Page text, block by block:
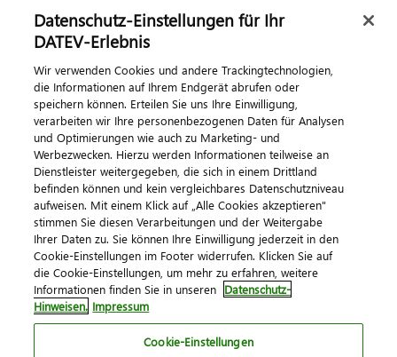
Dialog & Medien
Veranstaltungen
DATEV magazin
DATEV-Community
DATEV-Newsletter
Kontaktieren Sie uns
Datenschutz-Einstellungen für Ihr
DATEV-Erlebnis
Wir verwenden Cookies und andere Trackingtechnologien,
die Informationen auf Ihrem Endgerät abrufen oder
speichern können. Erteilen Sie uns Ihre Einwilligung,
verarbeiten wir Ihre personenbezogenen Daten für Analysen
und Optimierungen wie auch zu Marketing- und
Werbezwecken. Hierzu werden Informationen teilweise an
Dienstleister weitergegeben, die sich in einem Drittland
befinden können und kein vergleichbares Datenschutzniveau
aufweisen. Mit einem Klick auf „Alle Cookies akzeptieren"
stimmen Sie diesen Verarbeitungen und der Weitergabe
Ihrer Daten zu. Sie können Ihre Einwilligung jederzeit in den
Cookie-Einstellungen im Footer widerrufen. Klicken Sie auf
die Cookie-Einstellungen, um mehr zu erfahren, weitere
Informationen finden Sie in unseren Datenschutz-
Hinweisen. Impressum
Cookie-Einstellungen